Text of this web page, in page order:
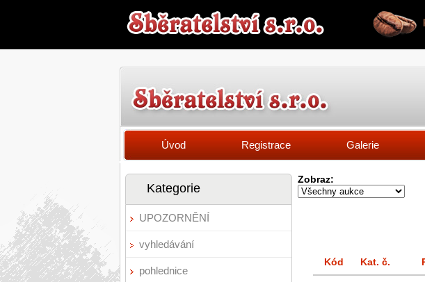
Úvod Registrace Galerie
Kategorie
UPOZORNĚNÍ
vyhledávání
pohlednice
Zobraz:
Kód Kat. č.